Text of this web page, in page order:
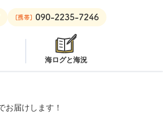
ローズ
[携帯] 090-2235-7246
海ログと海況
届けします！